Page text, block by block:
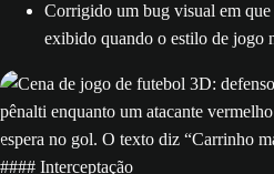
Corrigido um bug visual em
exibido quando o estilo de jogo
#### Interceptação